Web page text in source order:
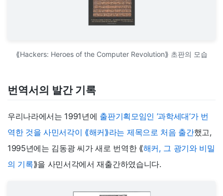
⟪Hackers: Heroes of the Computer Revolution⟫ 초판의 모습
번역서의 발간 기록
우리나라에서는 1991년에 출판기획모임인 ’과학세대’가 번
역한 것을 사민서각이 ⟪해커⟫라는 제목으로 처음 출간했고,
1995년에는 김동광 씨가 새로 번역한 ⟪해커, 그 광기와 비밀
의 기록⟫을 사민서각에서 재출간하였습니다.